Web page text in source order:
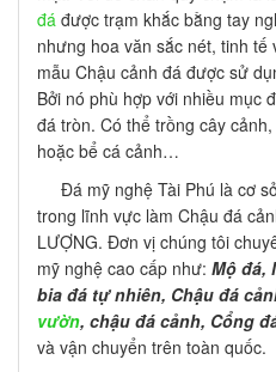
đá được trạm khắc bằng tay
nhưng hoa văn sắc nét, tinh
mẫu Chậu cảnh đá được sử
Bởi nó phù hợp với nhiều mục
đá tròn. Có thể trồng cây
hoặc bể cá cảnh…
Đá mỹ nghệ Tài Phú là cơ
trong lĩnh vực làm Chậu đá
LƯỢNG. Đơn vị chúng tôi
mỹ nghệ cao cấp như: Mộ đá,
bia đá tự nhiên, Chậu đá
vườn, chậu đá cảnh, Cổng
và vận chuyển trên toàn quốc.